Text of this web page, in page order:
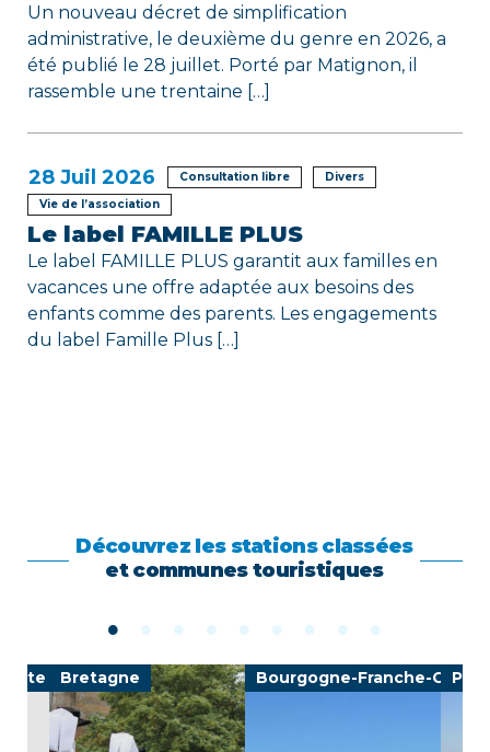
Un nouveau décret de simplification
administrative, le deuxième du genre en 2026, a
été publié le 28 juillet. Porté par Matignon, il
rassemble une trentaine […]
28 Juil 2026 Consultation libre
Divers
Vie de l’association
Le label FAMILLE PLUS
Le label FAMILLE PLUS garantit aux familles en
vacances une offre adaptée aux besoins des
enfants comme des parents. Les engagements
du label Famille Plus […]
Découvrez les stations classées
et communes touristiques
d'Azur
Bretagne Bourgogne-Franche-Comté